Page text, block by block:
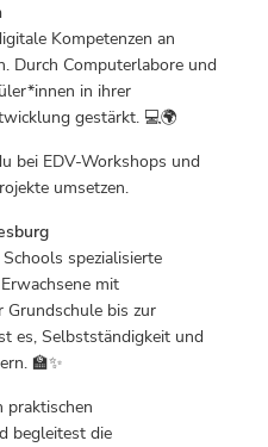
Kompetenzen an
Durch Computerlabore und
in ihrer
gestärkt. 💻🌍
bei EDV-Workshops und
umsetzen.
spezialisierte
mit
Grundschule bis zur
es, Selbstständigkeit und
🏫✨
begleitest die